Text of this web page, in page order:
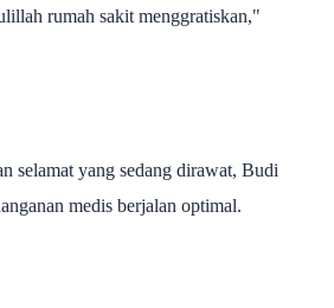
rumah sakit menggratiskan,"
selamat yang sedang dirawat, Budi
medis berjalan optimal.